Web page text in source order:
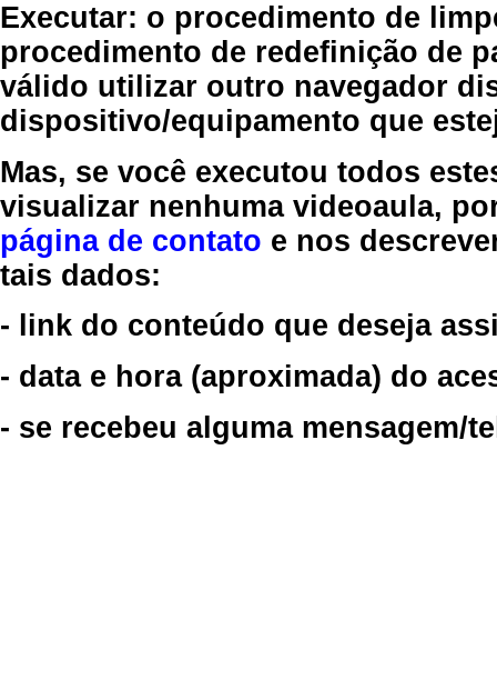
Executar: o procedimento de
procedimento de redefinição de
válido utilizar outro navegador
dispositivo/equipamento que
Mas, se você executou todos
visualizar nenhuma videoaula,
página de contato e nos
tais dados:
- link do conteúdo que deseja
- data e hora (aproximada) do
- se recebeu alguma mensagem/